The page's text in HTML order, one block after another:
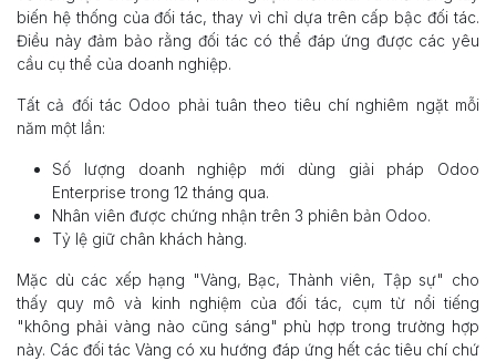
biến hệ thống của đối tác, thay vì chỉ dựa trên cấp bậc đối tác.
Điều này đảm bảo rằng đối tác có thể đáp ứng được các yêu
cầu cụ thể của doanh nghiệp.
Tất cả đối tác Odoo phải tuân theo tiêu chí nghiêm ngặt mỗi
năm một lần:
Số lượng doanh nghiệp mới dùng giải pháp Odoo
Enterprise trong 12 tháng qua.
Nhân viên được chứng nhận trên 3 phiên bản Odoo.
Tỷ lệ giữ chân khách hàng.
Mặc dù các xếp hạng "Vàng, Bạc, Thành viên, Tập sự" cho
thấy quy mô và kinh nghiệm của đối tác, cụm từ nổi tiếng
"không phải vàng nào cũng sáng" phù hợp trong trường hợp
này. Các đối tác Vàng có xu hướng đáp ứng hết các tiêu chí chứ